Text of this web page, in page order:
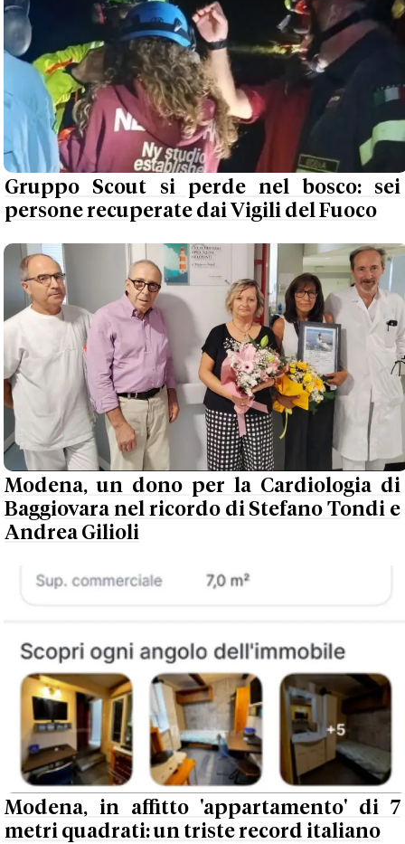
Gruppo Scout si perde nel bosco: sei
persone recuperate dai Vigili del Fuoco
Modena, un dono per la Cardiologia di
Baggiovara nel ricordo di Stefano Tondi e
Andrea Gilioli
Modena, in affitto 'appartamento' di 7
metri quadrati: un triste record italiano